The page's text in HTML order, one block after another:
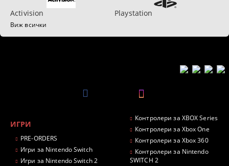
Activision Playstation
Виж всички
ИГРИ
PRE-ORDERS
Игри за Nintendo Switch
Игри за Nintendo Switch 2
Контролери за XBOX Series
Контролери за Xbox One
Контролери за Xbox 360
Контролери за Nintendo
SWITCH 2